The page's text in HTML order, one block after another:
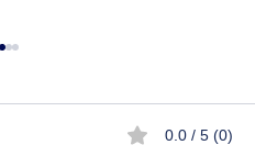
0.0 / 5 (0)